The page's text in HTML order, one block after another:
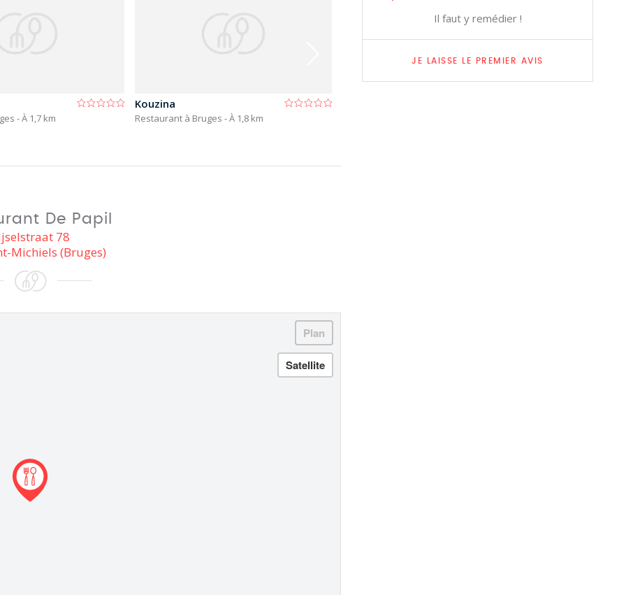
Il faut y remédier !
JE LAISSE LE PREMIER AVIS
- À 1,7 km
Kouzina
Restaurant à Bruges - À 1,8 km
De Papil
78
Michiels (Bruges)